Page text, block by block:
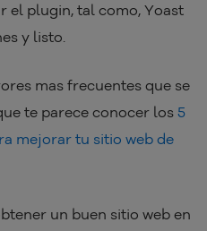
el plugin, tal como, Yoast
y listo.
mas frecuentes que se
te parece conocer los 5
mejorar tu sitio web de
un buen sitio web en